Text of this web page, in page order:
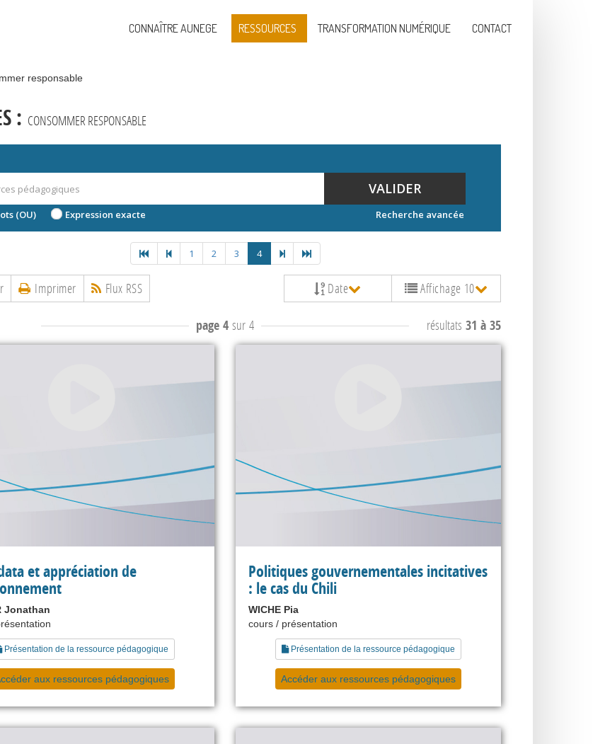
CONNAÎTRE AUNEGE RESSOURCES TRANSFORMATION NUMÉRIQUE CONTACT
responsable
: CONSOMMER RESPONSABLE
VALIDER
(OU) Expression exacte Recherche avancée
1 2 3 4
Imprimer Flux RSS Date Affichage 10
page 4sur 4 résultats 31 à 35
et appréciation de
Jonathan
Présentation de la ressource pédagogique
aux ressources pédagogiques
Politiques gouvernementales incitatives
: le cas du Chili
WICHE Pia
cours / présentation
Présentation de la ressource pédagogique
Accéder aux ressources pédagogiques